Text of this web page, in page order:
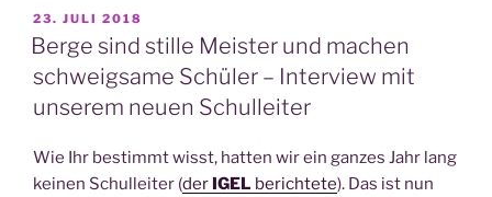
Rec­
torem
Klap­
die
VERÖFFENTLICHT
AM
23. JULI 2018
Berge sind stille Meister und machen
schweigsame Schüler – Interview mit
unserem neuen Schulleiter
Wie Ihr bestimmt wisst, hat­ten wir ein gan­zes Jahr lang
kei­nen Schul­lei­ter (der IGEL berich­te­te). Das ist nun